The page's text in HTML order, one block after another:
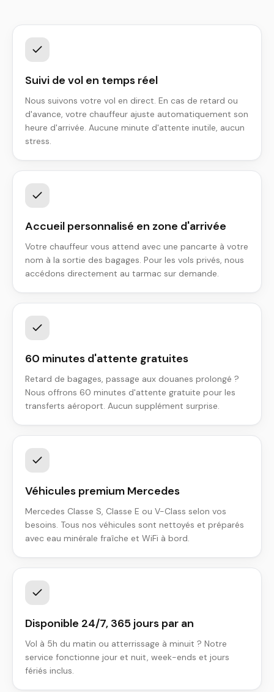
Suivi de vol en temps réel
Nous suivons votre vol en direct. En cas de retard ou
d'avance, votre chauffeur ajuste automatiquement son
heure d'arrivée. Aucune minute d'attente inutile, aucun
stress.
Accueil personnalisé en zone d'arrivée
Votre chauffeur vous attend avec une pancarte à votre
nom à la sortie des bagages. Pour les vols privés, nous
accédons directement au tarmac sur demande.
60 minutes d'attente gratuites
Retard de bagages, passage aux douanes prolongé ?
Nous offrons 60 minutes d'attente gratuite pour les
transferts aéroport. Aucun supplément surprise.
Véhicules premium Mercedes
Mercedes Classe S, Classe E ou V-Class selon vos
besoins. Tous nos véhicules sont nettoyés et préparés
avec eau minérale fraîche et WiFi à bord.
Disponible 24/7, 365 jours par an
Vol à 5h du matin ou atterrissage à minuit ? Notre
service fonctionne jour et nuit, week-ends et jours
fériés inclus.